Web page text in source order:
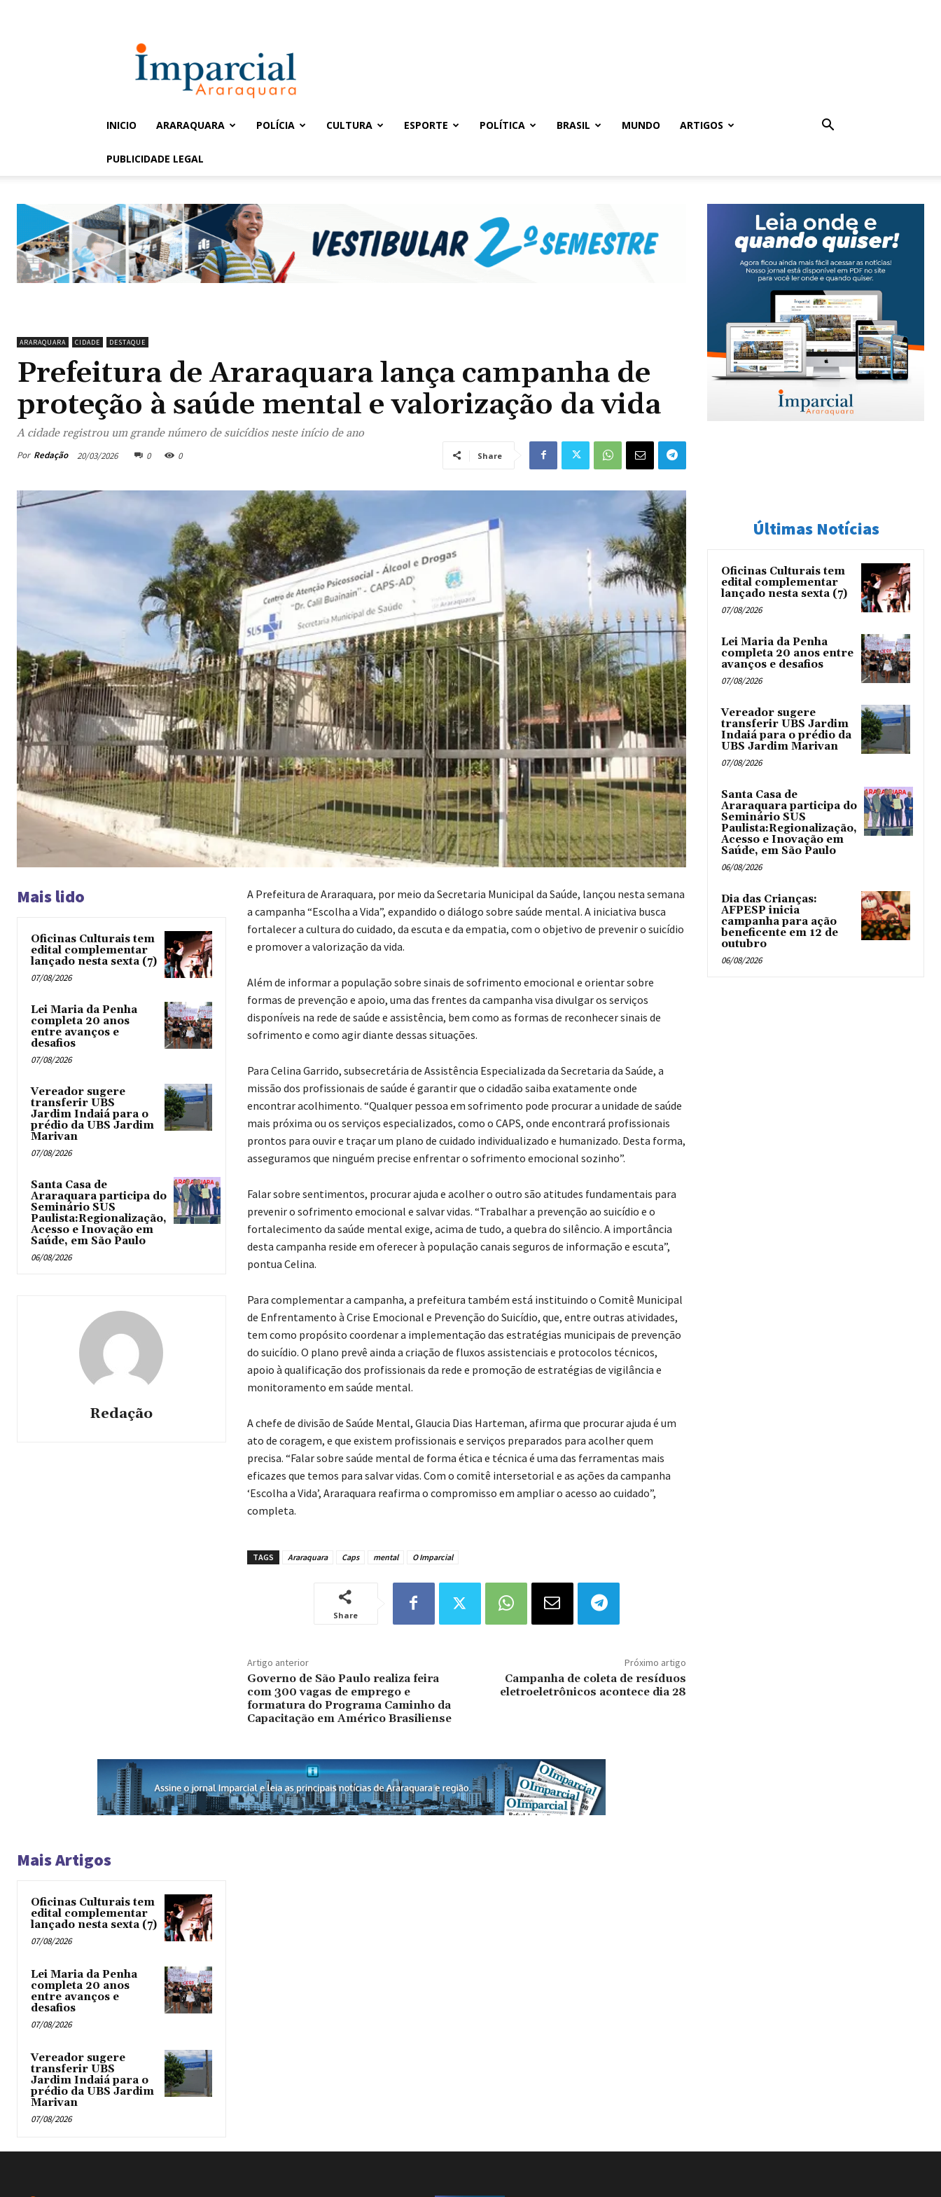
Imparcial
INICIO ARARAQUARA POLÍCIA CULTURA ESPORTE POLÍTICA BRASIL MUNDO ARTIGOS
PUBLICIDADE LEGAL
ARARAQUARA CIDADE DESTAQUE
Prefeitura de Araraquara lança campanha de
proteção à saúde mental e valorização da vida
A cidade registrou um grande número de suicídios neste início de ano
Por Redação 20/03/2026 0 0 Share
Mais lido
Oficinas Culturais tem
edital complementar
lançado nesta sexta (7)
07/08/2026
Lei Maria da Penha
completa 20 anos
entre avanços e
desafios
07/08/2026
Vereador sugere
transferir UBS
Jardim Indaiá para o
prédio da UBS Jardim
Marivan
07/08/2026
Santa Casa de
Araraquara participa do
Seminário SUS
Paulista:Regionalização,
Acesso e Inovação em
Saúde, em São Paulo
06/08/2026
Redação
A Prefeitura de Araraquara, por meio da Secretaria Municipal da Saúde, lançou nesta semana
a campanha “Escolha a Vida”, expandido o diálogo sobre saúde mental. A iniciativa busca
fortalecer a cultura do cuidado, da escuta e da empatia, com o objetivo de prevenir o suicídio
e promover a valorização da vida.
Além de informar a população sobre sinais de sofrimento emocional e orientar sobre
formas de prevenção e apoio, uma das frentes da campanha visa divulgar os serviços
disponíveis na rede de saúde e assistência, bem como as formas de reconhecer sinais de
sofrimento e como agir diante dessas situações.
Para Celina Garrido, subsecretária de Assistência Especializada da Secretaria da Saúde, a
missão dos profissionais de saúde é garantir que o cidadão saiba exatamente onde
encontrar acolhimento. “Qualquer pessoa em sofrimento pode procurar a unidade de saúde
mais próxima ou os serviços especializados, como o CAPS, onde encontrará profissionais
prontos para ouvir e traçar um plano de cuidado individualizado e humanizado. Desta forma,
asseguramos que ninguém precise enfrentar o sofrimento emocional sozinho”.
Falar sobre sentimentos, procurar ajuda e acolher o outro são atitudes fundamentais para
prevenir o sofrimento emocional e salvar vidas. “Trabalhar a prevenção ao suicídio e o
fortalecimento da saúde mental exige, acima de tudo, a quebra do silêncio. A importância
desta campanha reside em oferecer à população canais seguros de informação e escuta”,
pontua Celina.
Para complementar a campanha, a prefeitura também está instituindo o Comitê Municipal
de Enfrentamento à Crise Emocional e Prevenção do Suicídio, que, entre outras atividades,
tem como propósito coordenar a implementação das estratégias municipais de prevenção
do suicídio. O plano prevê ainda a criação de fluxos assistenciais e protocolos técnicos,
apoio à qualificação dos profissionais da rede e promoção de estratégias de vigilância e
monitoramento em saúde mental.
A chefe de divisão de Saúde Mental, Glaucia Dias Harteman, afirma que procurar ajuda é um
ato de coragem, e que existem profissionais e serviços preparados para acolher quem
precisa. “Falar sobre saúde mental de forma ética e técnica é uma das ferramentas mais
eficazes que temos para salvar vidas. Com o comitê intersetorial e as ações da campanha
‘Escolha a Vida’, Araraquara reafirma o compromisso em ampliar o acesso ao cuidado”,
completa.
TAGS Araraquara Caps mental O Imparcial
Share
Artigo anterior
Governo de São Paulo realiza feira
com 300 vagas de emprego e
formatura do Programa Caminho da
Capacitação em Américo Brasiliense
Próximo artigo
Campanha de coleta de resíduos
eletroeletrônicos acontece dia 28
Mais Artigos
Oficinas Culturais tem
edital complementar
lançado nesta sexta (7)
07/08/2026
Lei Maria da Penha
completa 20 anos
entre avanços e
desafios
07/08/2026
Vereador sugere
transferir UBS
Jardim Indaiá para o
prédio da UBS Jardim
Marivan
07/08/2026
Últimas Notícias
Oficinas Culturais tem
edital complementar
lançado nesta sexta (7)
07/08/2026
Lei Maria da Penha
completa 20 anos entre
avanços e desafios
07/08/2026
Vereador sugere
transferir UBS Jardim
Indaiá para o prédio da
UBS Jardim Marivan
07/08/2026
Santa Casa de
Araraquara participa do
Seminário SUS
Paulista:Regionalização,
Acesso e Inovação em
Saúde, em São Paulo
06/08/2026
Dia das Crianças:
AFPESP inicia
campanha para ação
beneficente em 12 de
outubro
06/08/2026